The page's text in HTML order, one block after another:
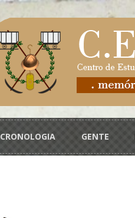
CRONOLOGIA GENTE